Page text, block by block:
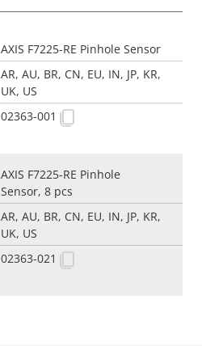
AXIS F7225-RE Pinhole Sensor
AR, AU, BR, CN, EU, IN, JP, KR,
UK, US
02363-001
AXIS F7225-RE Pinhole
Sensor, 8 pcs
AR, AU, BR, CN, EU, IN, JP, KR,
UK, US
02363-021